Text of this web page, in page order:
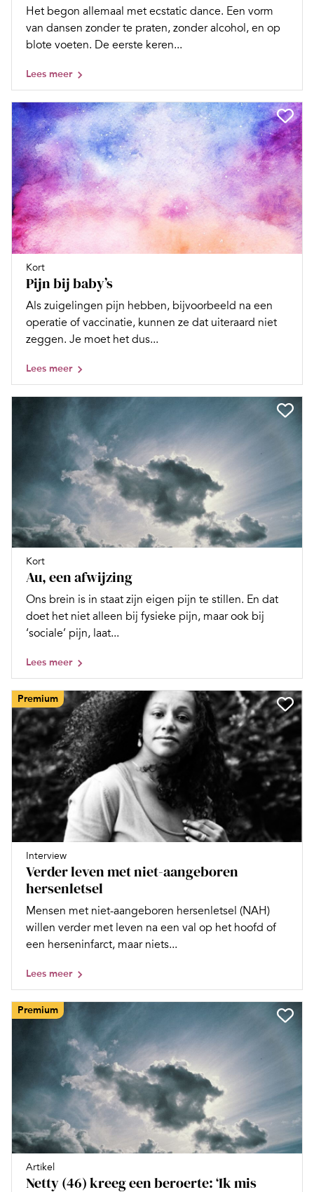
Het begon allemaal met ecstatic dance. Een vorm
van dansen zonder te praten, zonder alcohol, en op
blote voeten. De eerste keren...
Lees meer
Kort
Pijn bij baby’s
Als zuigelingen pijn hebben, bijvoorbeeld na een
operatie of vaccinatie, kunnen ze dat uiteraard niet
zeggen. Je moet het dus...
Lees meer
Kort
Au, een afwijzing
Ons brein is in staat zijn eigen pijn te stillen. En dat
doet het niet alleen bij fysieke pijn, maar ook bij
‘sociale’ pijn, laat...
Lees meer
Premium
Interview
Verder leven met niet-aangeboren
hersenletsel
Mensen met niet-aangeboren hersenletsel (NAH)
willen verder met leven na een val op het hoofd of
een herseninfarct, maar niets...
Lees meer
Premium
Artikel
Netty (46) kreeg een beroerte: ‘Ik mis